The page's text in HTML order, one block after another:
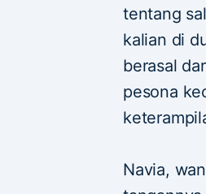
tentang
kalian di
berasal
pesona
Navia,